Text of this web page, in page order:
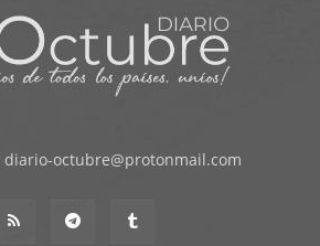
diario-octubre@protonmail.com